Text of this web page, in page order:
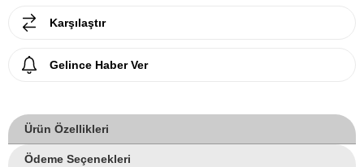
Karşılaştır
Gelince Haber Ver
Ürün Özellikleri
Ödeme Seçenekleri